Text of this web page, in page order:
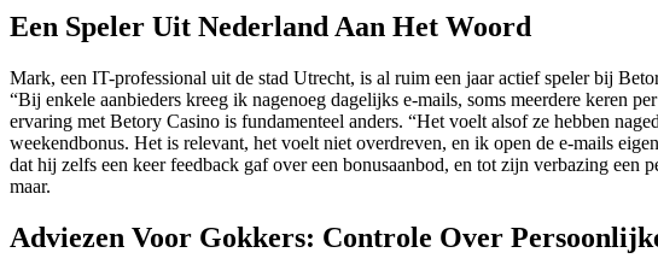
Een Speler Uit Nederland Aan Het Woord
Mark, een IT-professional uit de stad Utrecht, is al ruim een jaar actief speler bij
“Bij enkele aanbieders kreeg ik nagenoeg dagelijks e-mails, soms meerdere keren
ervaring met Betory Casino is fundamenteel anders. “Het voelt alsof ze hebben
weekendbonus. Het is relevant, het voelt niet overdreven, en ik open de e-mails
dat hij zelfs een keer feedback gaf over een bonusaanbod, en tot zijn verbazing
maar.
Adviezen Voor Gokkers: Controle Over